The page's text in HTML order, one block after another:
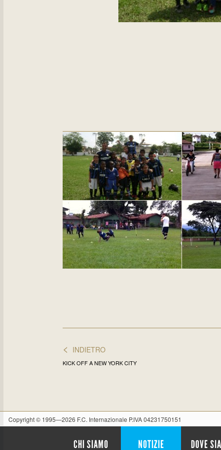
< INDIETRO
KICK OFF A NEW YORK CITY
Copyright © 1995—2026 F.C. Internazionale P.IVA 04231750151
CHI SIAMO NOTIZIE DOVE